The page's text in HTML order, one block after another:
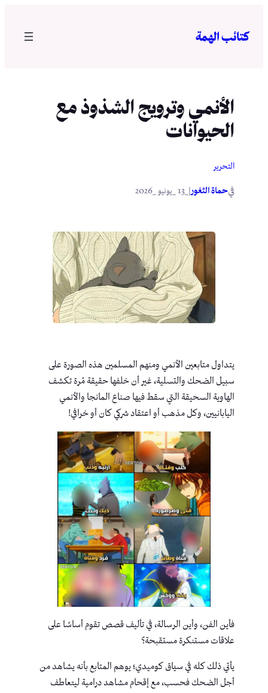
المحتوى
كتائب الهمة
الأنمي وترويج الشذوذ مع
الحيوانات
التحرير
فيحماة الثغور
يتداول متابعين الأنمي ومنهم المسلمين هذه الصورة على
سبيل الضحك والتسلية، غير أن خلفها حقيقة مُرة تكشف
الهاوية السحيقة التي سقط فيها صناع المانجا والأنمي
اليابانيين، وكل مذهب أو اعتقاد شركي كان أو خرافي!
فأين الفن، وأين الرسالة، في تأليف قصص تقوم أساسًا على
علاقات مستنكرة مستقبحة؟
يأتي ذلك كله في سياق كوميدي؛ يوهم المتابع بأنه يشاهد من
أجل الضحك فحسب، مع إقحام مشاهد درامية ليتعاطف